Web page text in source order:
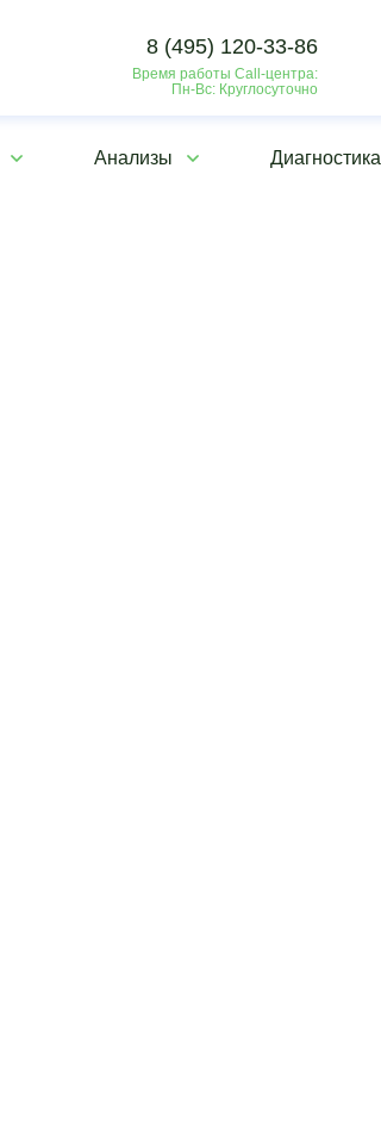
8 (495) 120-33-86
Время работы Call-центра:
Пн-Вс: Круглосуточно
Анализы Диагностика